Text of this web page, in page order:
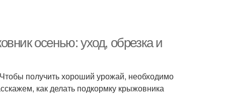
осенью: уход, обрезка и
получить хороший урожай, необходимо
как делать подкормку крыжовника